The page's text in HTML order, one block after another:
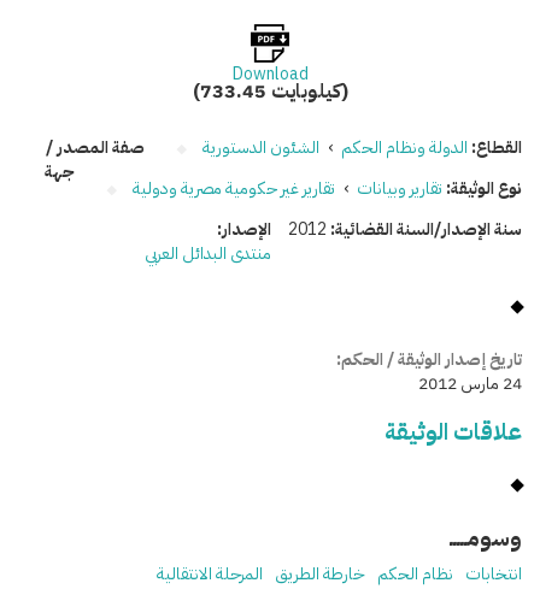
Download
(733.45 كيلوبايت)
القطاع: الدولة ونظام الحكم › الشئون الدستورية
نوع الوثيقة: تقارير وبيانات › تقارير غير حكومية مصرية ودولية
سنة الإصدار/السنة القضائية: 2012
صفة المصدر /
جهة
الإصدار:
منتدى البدائل العربي
تاريخ إصدار الوثيقة / الحكم:
24 مارس 2012
علاقات الوثيقة
وسومـــــ
انتخابات نظام الحكم خارطة الطريق المرحلة الانتقالية